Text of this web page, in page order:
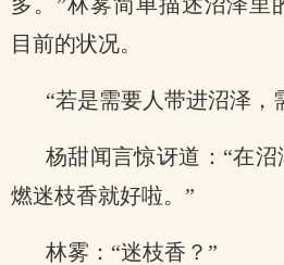
目前的状况。
“若是需要人带进沼泽，
杨甜闻言惊讶道：“在
燃迷枝香就好啦。”
林雾：“迷枝香？”